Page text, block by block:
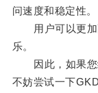
问速度和稳定性。
用户可以更加
乐。
因此，如果您
不妨尝试一下